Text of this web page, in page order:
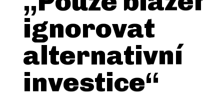
ignorovat
alternativní
investice“